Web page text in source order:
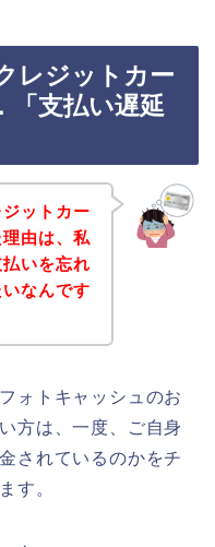
レジットカー
「支払い遅延
ットカー
由は、私
いを忘れ
なんです
ォトキャッシュのお
方は、一度、ご自身
されているのかをチ
す。